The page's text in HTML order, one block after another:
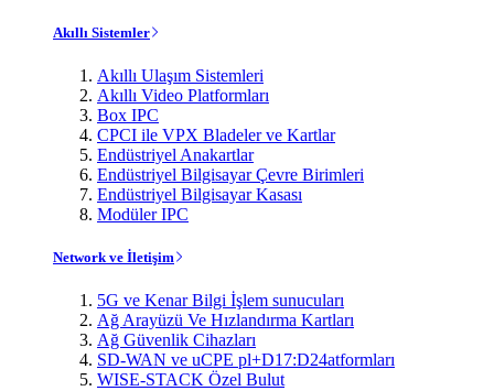
Akıllı Sistemler
Akıllı Ulaşım Sistemleri
Akıllı Video Platformları
Box IPC
CPCI ile VPX Bladeler ve Kartlar
Endüstriyel Anakartlar
Endüstriyel Bilgisayar Çevre Birimleri
Endüstriyel Bilgisayar Kasası
Modüler IPC
Network ve İletişim
5G ve Kenar Bilgi İşlem sunucuları
Ağ Arayüzü Ve Hızlandırma Kartları
Ağ Güvenlik Cihazları
SD-WAN ve uCPE pl+D17:D24atformları
WISE-STACK Özel Bulut